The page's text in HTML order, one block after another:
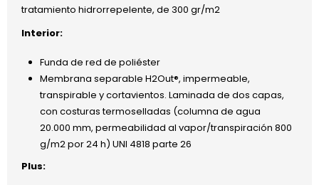
tratamiento hidrorrepelente, de 300 gr/m2
Interior:
Funda de red de poliéster
Membrana separable H2Out®, impermeable,
transpirable y cortavientos. Laminada de dos capas,
con costuras termoselladas (columna de agua
20.000 mm, permeabilidad al vapor/transpiración 800
g/m2 por 24 h) UNI 4818 parte 26
Plus: